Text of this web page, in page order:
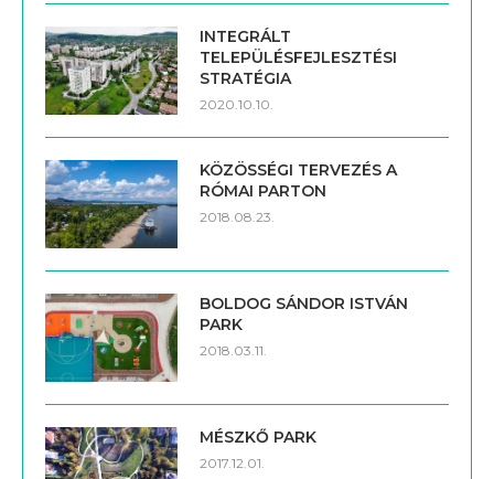
INTEGRÁLT
TELEPÜLÉSFEJLESZTÉSI
STRATÉGIA
2020.10.10.
KÖZÖSSÉGI TERVEZÉS A
RÓMAI PARTON
2018.08.23.
BOLDOG SÁNDOR ISTVÁN
PARK
2018.03.11.
MÉSZKŐ PARK
2017.12.01.